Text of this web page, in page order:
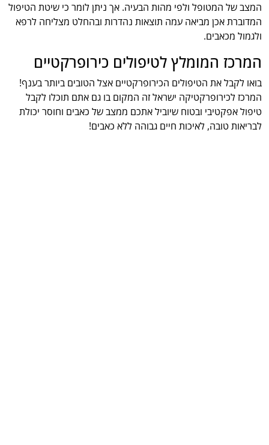
המצב של המטופל ולפי מהות הבעיה. אך ניתן לומר כי שיטת הטיפול
המדוברת אכן מביאה עמה תוצאות נהדרות ובהחלט מצליחה לרפא
ולגמול מכאבים.
המרכז המומלץ לטיפולים כירופרקטיים
בואו לקבל את הטיפולים הכירופרקטיים אצל הטובים ביותר בענף!
המרכז לכירופרקטיקה ישראל זה המקום בו גם אתם תוכלו לקבל
טיפול אפקטיבי ובטוח שיוביל אתכם ממצב של כאבים וחוסר יכולת
לבריאות טובה, לאיכות חיים גבוהה ללא כאבים!